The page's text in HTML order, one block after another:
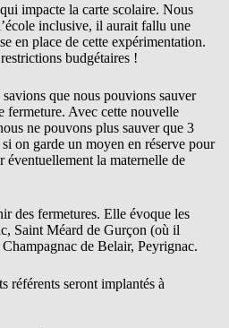
impacte la carte scolaire. Nous
inclusive, il aurait fallu une
en place de cette expérimentation.
budgétaires !
que nous pouvions sauver
fermeture. Avec cette nouvelle
ne pouvons plus sauver que 3
on garde un moyen en réserve pour
éventuellement la maternelle de
des fermetures. Elle évoque les
Saint Méard de Gurçon (où il
Champagnac de Belair, Peyrignac.
référents seront implantés à